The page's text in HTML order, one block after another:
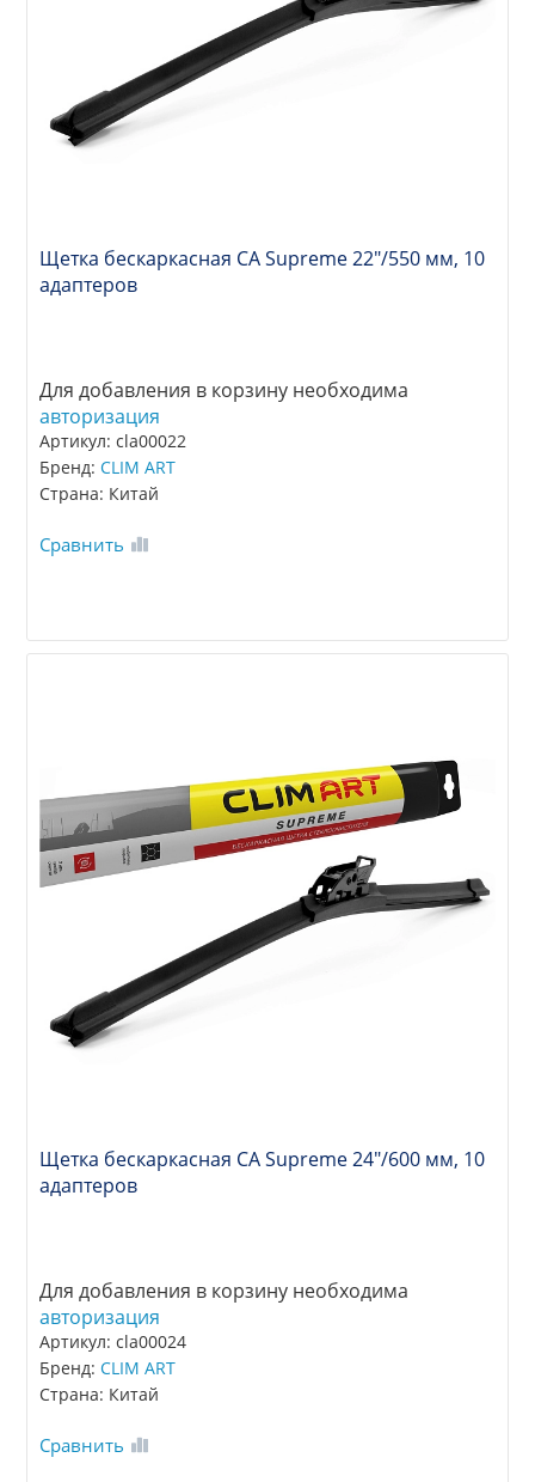
Щетка бескаркасная CA Supreme 22"/550 мм, 10
адаптеров
Для добавления в корзину необходима
авторизация
Артикул: cla00022
Бренд:CLIM ART
Страна: Китай
Сравнить
Щетка бескаркасная CA Supreme 24"/600 мм, 10
адаптеров
Для добавления в корзину необходима
авторизация
Артикул: cla00024
Бренд:CLIM ART
Страна: Китай
Сравнить